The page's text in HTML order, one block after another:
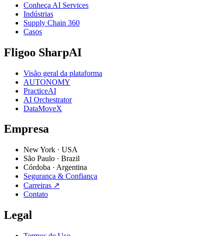
Conheça AI Services
Indústrias
Supply Chain 360
Casos
Fligoo SharpAI
Visão geral da plataforma
AUTONOMY
PracticeAI
AI Orchestrator
DataMoveX
Empresa
New York · USA
São Paulo · Brazil
Córdoba · Argentina
Segurança & Confiança
Carreiras ↗
Contato
Legal